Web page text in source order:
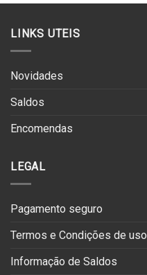
LINKS UTEIS
Novidades
Saldos
Encomendas
LEGAL
Pagamento seguro
Termos e Condições de uso
Informação de Saldos